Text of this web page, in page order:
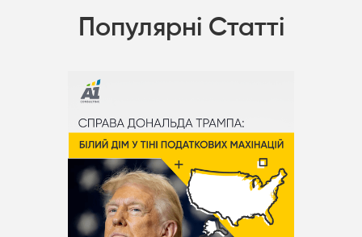
Популярні Статті